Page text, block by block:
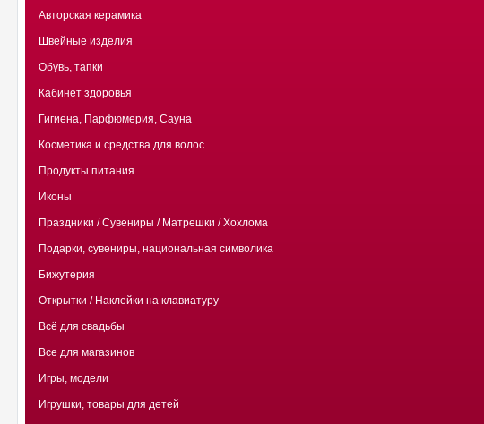
Авторская керамика
Швейные изделия
Обувь, тапки
Кабинет здоровья
Гигиена, Парфюмерия, Сауна
Косметика и средства для волос
Продукты питания
Иконы
Праздники / Сувениры / Матрешки / Хохлома
Подарки, сувениры, национальная символика
Бижутерия
Открытки / Наклейки на клавиатуру
Всё для свадьбы
Все для магазинов
Игры, модели
Игрушки, товары для детей